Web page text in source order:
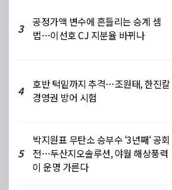
3
공정가액 변수에 흔들리는 승계 셈
법…이선호 CJ 지분율 바뀌나
4
호반 턱밑까지 추격…조원태, 한진칼
경영권 방어 시험
5
박지원표 무탄소 승부수 ‘3년째‘ 공회
전…두산지오솔루션, 야월 해상풍력
이 운명 가른다